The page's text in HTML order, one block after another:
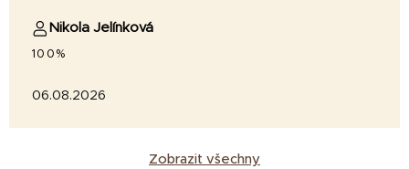
Nikola Jelínková
100%
06.08.2026
Zobrazit všechny